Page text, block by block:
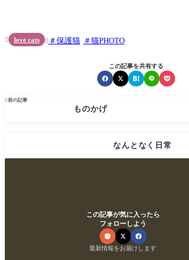
 love cats  保護猫 猫PHOTO
この記事を共有する
前の記事
ものかげ
なんとなく日常
この記事が気に入ったら
フォローしよう
最新情報をお届けします